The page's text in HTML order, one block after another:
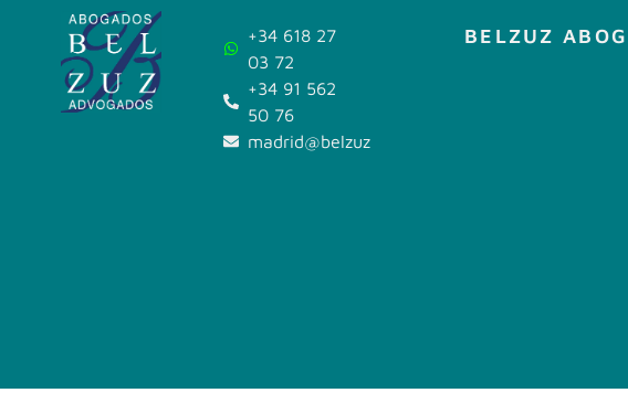
+34 618 27
03 72
+34 91 562
50 76
madrid@belzuz.com
BELZUZ